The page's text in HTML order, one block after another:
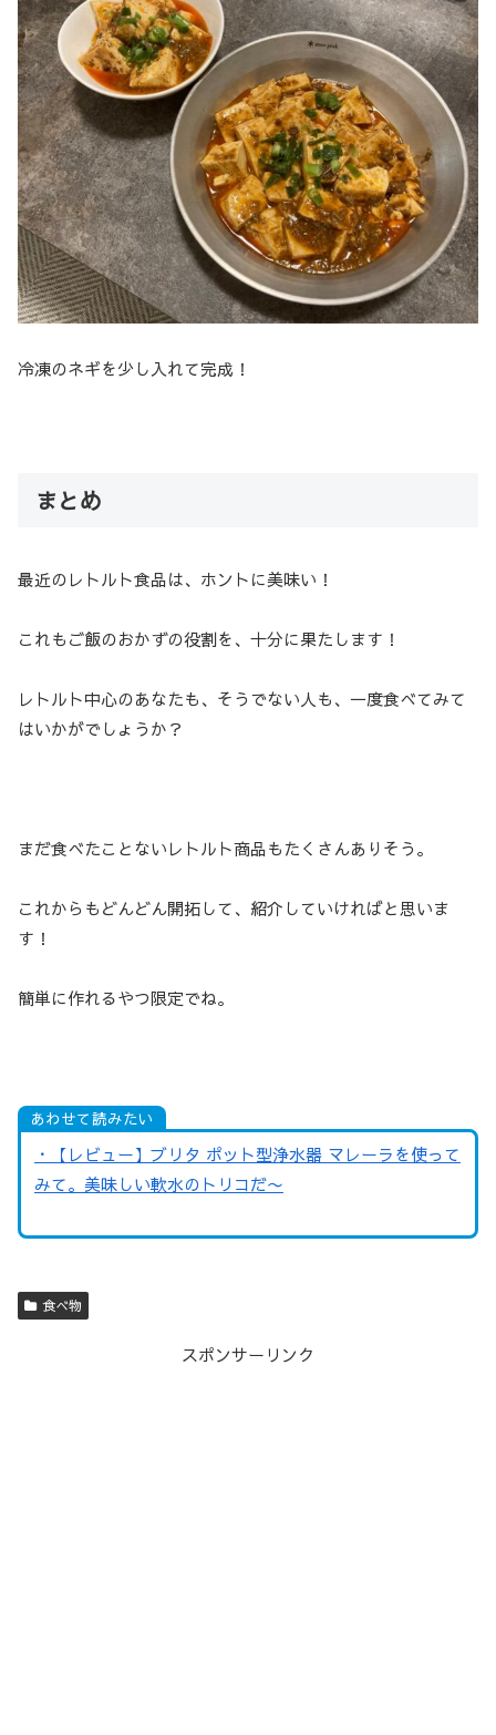
冷凍のネギを少し入れて完成！
まとめ
最近のレトルト食品は、ホントに美味い！
これもご飯のおかずの役割を、十分に果たします！
レトルト中心のあなたも、そうでない人も、一度食べてみて
はいかがでしょうか？
まだ食べたことないレトルト商品もたくさんありそう。
これからもどんどん開拓して、紹介していければと思いま
す！
簡単に作れるやつ限定でね。
あわせて読みたい
・【レビュー】ブリタ ポット型浄水器 マレーラを使って
みて。美味しい軟水のトリコだ〜
食べ物
スポンサーリンク